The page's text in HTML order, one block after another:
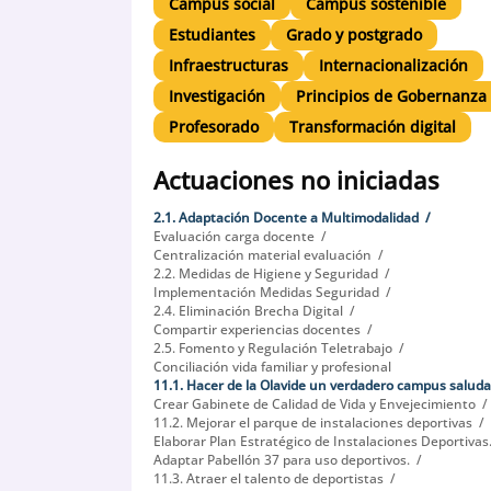
Estudiantes
Grado y postgrado
Infraestructuras
Internacionalización
Investigación
Principios de Gobernanza
Profesorado
Transformación digital
Actuaciones no iniciadas
2.1. Adaptación Docente a Multimodalidad
Evaluación carga docente
Centralización material evaluación
2.2. Medidas de Higiene y Seguridad
Implementación Medidas Seguridad
2.4. Eliminación Brecha Digital
Compartir experiencias docentes
2.5. Fomento y Regulación Teletrabajo
Conciliación vida familiar y profesional
11.1. Hacer de la Olavide un verdadero campus
Crear Gabinete de Calidad de Vida y Envejecimiento
11.2. Mejorar el parque de instalaciones deportivas
Elaborar Plan Estratégico de Instalaciones Deportivas.
Adaptar Pabellón 37 para uso deportivos.
11.3. Atraer el talento de deportistas